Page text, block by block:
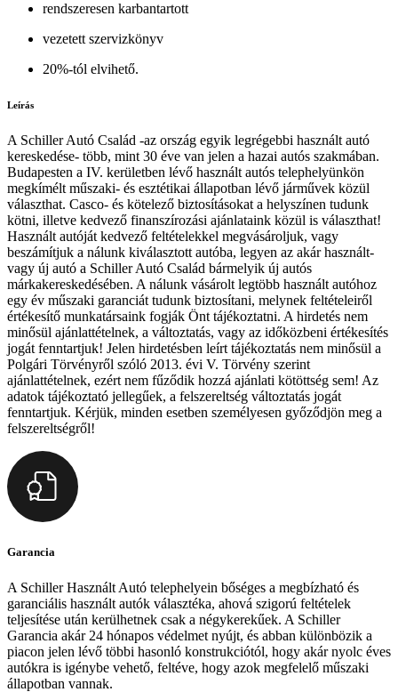
rendszeresen karbantartott
vezetett szervizkönyv
20%-tól elvihető.
Leírás
A Schiller Autó Család -az ország egyik legrégebbi használt autó
kereskedése- több, mint 30 éve van jelen a hazai autós szakmában.
Budapesten a IV. kerületben lévő használt autós telephelyünkön
megkímélt műszaki- és esztétikai állapotban lévő járművek közül
választhat. Casco- és kötelező biztosításokat a helyszínen tudunk
kötni, illetve kedvező finanszírozási ajánlataink közül is választhat!
Használt autóját kedvező feltételekkel megvásároljuk, vagy
beszámítjuk a nálunk kiválasztott autóba, legyen az akár használt-
vagy új autó a Schiller Autó Család bármelyik új autós
márkakereskedésében. A nálunk vásárolt legtöbb használt autóhoz
egy év műszaki garanciát tudunk biztosítani, melynek feltételeiről
értékesítő munkatársaink fogják Önt tájékoztatni. A hirdetés nem
minősül ajánlattételnek, a változtatás, vagy az időközbeni értékesítés
jogát fenntartjuk! Jelen hirdetésben leírt tájékoztatás nem minősül a
Polgári Törvényről szóló 2013. évi V. Törvény szerint
ajánlattételnek, ezért nem fűződik hozzá ajánlati kötöttség sem! Az
adatok tájékoztató jellegűek, a felszereltség változtatás jogát
fenntartjuk. Kérjük, minden esetben személyesen győződjön meg a
felszereltségről!
Garancia
A Schiller Használt Autó telephelyein bőséges a megbízható és
garanciális használt autók választéka, ahová szigorú feltételek
teljesítése után kerülhetnek csak a négykerekűek. A Schiller
Garancia akár 24 hónapos védelmet nyújt, és abban különbözik a
piacon jelen lévő többi hasonló konstrukciótól, hogy akár nyolc éves
autókra is igénybe vehető, feltéve, hogy azok megfelelő műszaki
állapotban vannak.